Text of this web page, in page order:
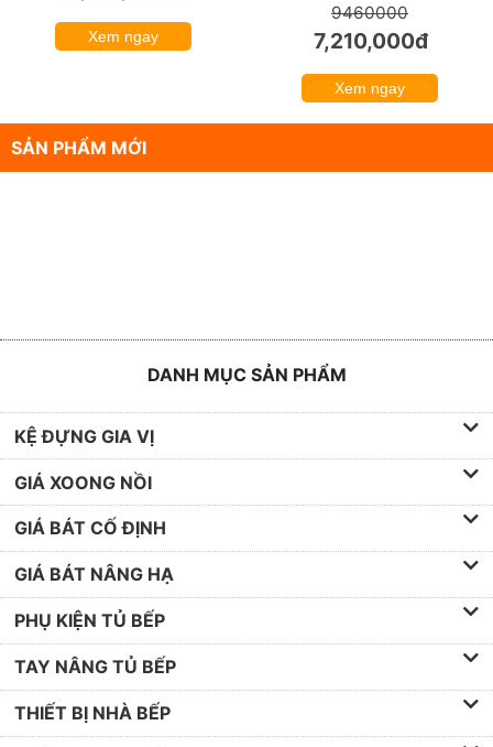
Xem ngay
9460000
7,210,000đ
Xem ngay
SẢN PHẨM MỚI
DANH MỤC SẢN PHẨM
KỆ ĐỰNG GIA VỊ
GIÁ XOONG NỒI
GIÁ BÁT CỐ ĐỊNH
GIÁ BÁT NÂNG HẠ
PHỤ KIỆN TỦ BẾP
TAY NÂNG TỦ BẾP
THIẾT BỊ NHÀ BẾP